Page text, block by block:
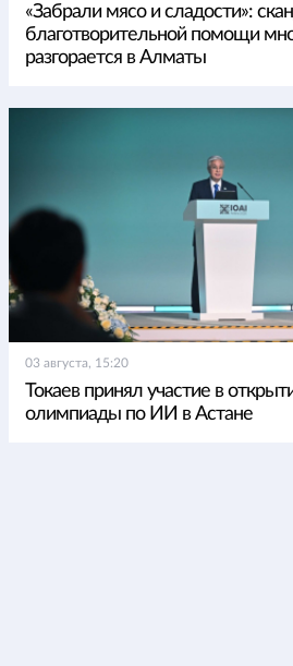
«Забрали мясо и сладости»:
благотворительной помощи
разгорается в Алматы
03 августа, 15:20
Токаев принял участие в
олимпиады по ИИ в Астане